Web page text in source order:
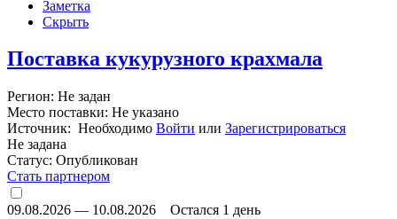
Заметка
Скрыть
Поставка кукурузного крахмала
Регион: Не задан
Место поставки: Не указано
Источник: Необходимо Войти или Зарегистрироваться
Не задана
Статус: Опубликован
Стать партнером
09.08.2026 — 10.08.2026
Остался 1 день